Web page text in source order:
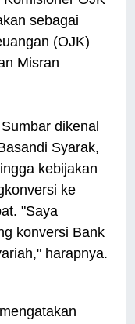
sebagai
(OJK)
Misran
dikenal
Syarak,
kebijakan
ke
"Saya
konversi Bank
harapnya.